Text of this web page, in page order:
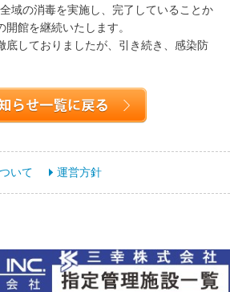
域の消毒を実施し、完了していることか
館を継続いたします。
底しておりましたが、引き続き、感染防
いて 運営方針